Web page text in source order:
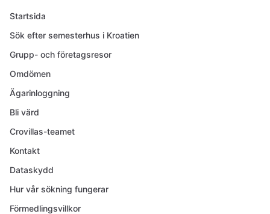
Startsida
Sök efter semesterhus i Kroatien
Grupp- och företagsresor
Omdömen
Ägarinloggning
Bli värd
Crovillas-teamet
Kontakt
Dataskydd
Hur vår sökning fungerar
Förmedlingsvillkor